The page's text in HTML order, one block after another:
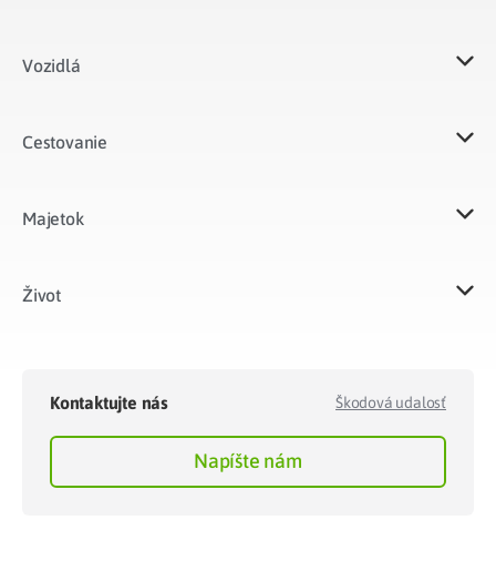
Vozidlá​
Cestovanie
Majetok​
Život​
Kontaktujte nás Škodová udalosť
Napíšte nám